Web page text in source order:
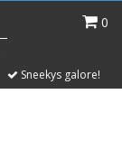
0
Sneekys galore!